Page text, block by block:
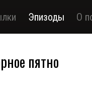
Эпизоды О
пятно